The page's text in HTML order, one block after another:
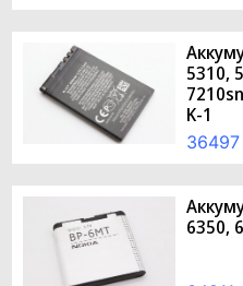
5310,
K-1
36497
6350,